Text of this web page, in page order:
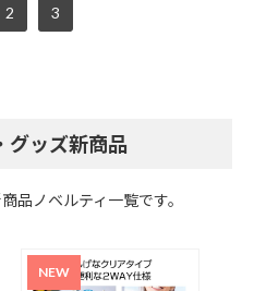
2 3
グッズ新商品
品ノベルティ一覧です。
超大容量真空ステンレス